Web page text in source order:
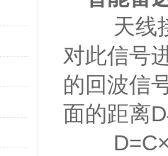
天线接
对此信号
的回波信
面的距离